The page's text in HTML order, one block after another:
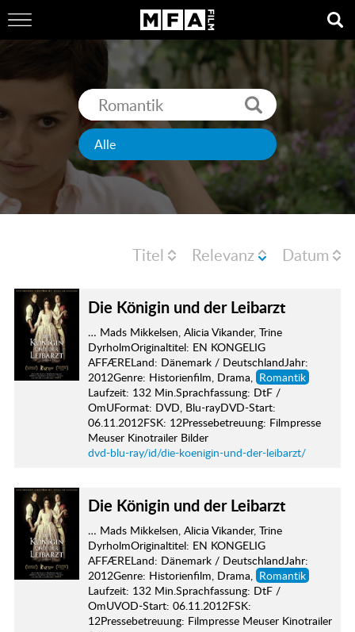
Titel Relevanz Datum
Die Königin und der Leibarzt
… Mads Mikkelsen, Alicia Vikander, Trine
DyrholmOriginaltitel: EN KONGELIG
AFFÆRELand: Dänemark / DeutschlandJahr:
2012Genre: Historienfilm, Drama,
Romantik
Laufzeit: 132 Min.Sprachfassung: DtF /
OmUFormat: DVD, Blu-rayDVD-Start:
06.11.2012FSK: 12Pressebetreuung: Filmpresse
Meuser Kinotrailer Bilder
dvd-blu-ray/id/die-koenigin-und-der-leibarzt/
Die Königin und der Leibarzt
… Mads Mikkelsen, Alicia Vikander, Trine
DyrholmOriginaltitel: EN KONGELIG
AFFÆRELand: Dänemark / DeutschlandJahr:
2012Genre: Historienfilm, Drama, Romantik
Laufzeit: 132 Min.Sprachfassung: DtF /
OmUVOD-Start: 06.11.2012FSK:
12Pressebetreuung: Filmpresse Meuser Kinotrailer